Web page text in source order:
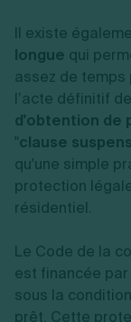
Il existe
longue qui
assez de temps
l’acte définitif
d'obtention de
"clause
qu'une simple
protection
résidentiel.
Le Code de la
est financée
sous la
prêt. Cette